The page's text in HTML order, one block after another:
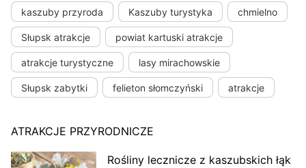
kaszuby przyroda Kaszuby turystyka chmielno
Słupsk atrakcje powiat kartuski atrakcje
atrakcje turystyczne lasy mirachowskie
Słupsk zabytki felieton słomczyński atrakcje
ATRAKCJE PRZYRODNICZE
Rośliny lecznicze z kaszubskich łąk